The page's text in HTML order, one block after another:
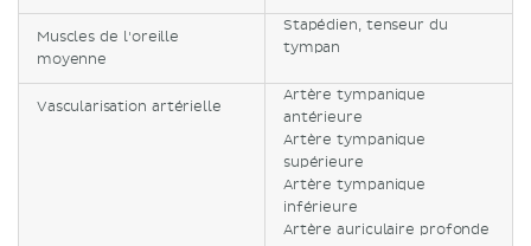
Muscles de l'oreille
moyenne
Stapédien, tenseur du
tympan
Vascularisation artérielle
Artère tympanique
antérieure
Artère tympanique
supérieure
Artère tympanique
inférieure
Artère auriculaire profonde